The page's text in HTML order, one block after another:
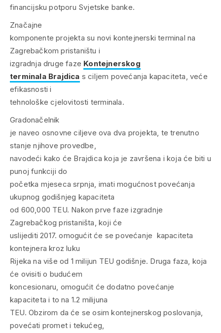
financijsku potporu Svjetske banke.
Značajne
komponente projekta su novi kontejnerski terminal na
Zagrebačkom pristaništu i
izgradnja druge faze Kontejnerskog
terminala Brajdica s ciljem povećanja kapaciteta, veće
efikasnosti i
tehnološke cjelovitosti terminala.
Gradonačelnik
je naveo osnovne ciljeve ova dva projekta, te trenutno
stanje njihove provedbe,
navodeći kako će Brajdica koja je završena i koja će biti u
punoj funkciji do
početka mjeseca srpnja, imati mogućnost povećanja
ukupnog godišnjeg kapaciteta
od 600,000 TEU. Nakon prve faze izgradnje
Zagrebačkog pristaništa, koji će
uslijediti 2017. omogućit će se povećanje kapaciteta
kontejnera kroz luku
Rijeka na više od 1 milijun TEU godišnje. Druga faza, koja
će ovisiti o budućem
koncesionaru, omogućit će dodatno povećanje
kapaciteta i to na 1.2 milijuna
TEU. Obzirom da će se osim kontejnerskog poslovanja,
povećati promet i tekućeg,